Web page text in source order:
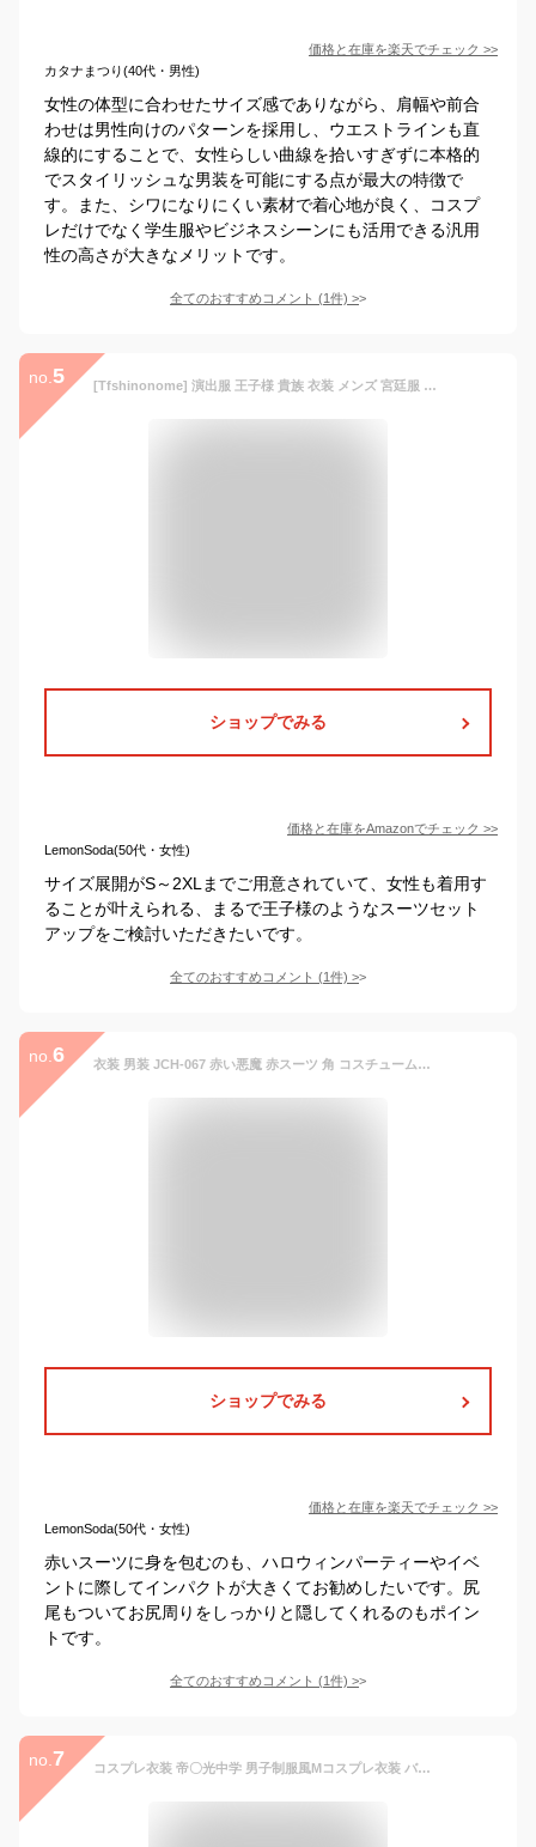
価格と在庫を楽天でチェック >>
カタナまつり(40代・男性)
女性の体型に合わせたサイズ感でありながら、肩幅や前合
わせは男性向けのパターンを採用し、ウエストラインも直
線的にすることで、女性らしい曲線を拾いすぎずに本格的
でスタイリッシュな男装を可能にする点が最大の特徴で
す。また、シワになりにくい素材で着心地が良く、コスプ
レだけでなく学生服やビジネスシーンにも活用できる汎用
性の高さが大きなメリットです。
全てのおすすめコメント (1件) >
no. 5 [Tfshinonome] 演出服 王子様 貴族 衣装 メンズ 宮廷服 中世 大人 タキシードスーツ メンズ 4点セット 燕尾服 黒 ヨーロッパ風 王子様 王族服 将軍様衣装 貴公子 大人 魔術師 中世 貴族 演劇オペラ声楽 貴族服装 公爵 コスプレ ハロウィン衣装 (XL, ホワイト)
ショップでみる
価格と在庫をAmazonでチェック >>
LemonSoda(50代・女性)
サイズ展開がS～2XLまでご用意されていて、女性も着用す
ることが叶えられる、まるで王子様のようなスーツセット
アップをご検討いただきたいです。
全てのおすすめコメント (1件) >
no. 6 衣装 男装 JCH-067 赤い悪魔 赤スーツ 角 コスチュームワールドカップ オリンピック 舞台 クリスマス コスプレ ボブ ポプキン バット 姫 ディズニー 映画 USJ お揃い 忘年会 新年会 劇団 男装 女装 仮装 イベント 応援 ハロウィン 被り物 小道具
ショップでみる
価格と在庫を楽天でチェック >>
LemonSoda(50代・女性)
赤いスーツに身を包むのも、ハロウィンパーティーやイベ
ントに際してインパクトが大きくてお勧めしたいです。尻
尾もついてお尻周りをしっかりと隠してくれるのもポイン
トです。
全てのおすすめコメント (1件) >
no. 7 コスプレ衣装 帝〇光中学 男子制服風Mコスプレ衣装 バスケ 黒子 バスケ部 コスチューム 〇光中学校 パーティー アニメ キャラクター キャラコス ユニフォーム ジャケット 学生服 スーツ 男装 アニメ バスケットボール SSB